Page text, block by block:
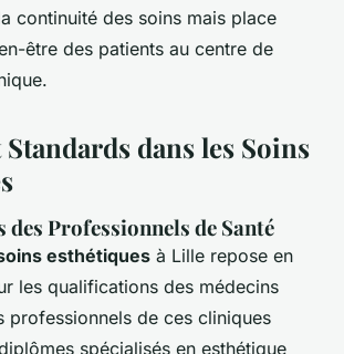
continuité des soins mais place
être des patients au centre de
dans les Soins
Professionnels de Santé
esthétiques à Lille repose en
les qualifications des médecins
professionnels de ces cliniques
spécialisés en esthétique